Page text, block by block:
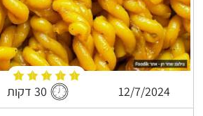
12/7/2024 30 דקות